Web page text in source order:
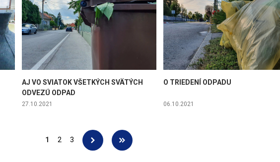
AJ VO SVIATOK VŠETKÝCH SVÄTÝCH
ODVEZÚ ODPAD
27.10.2021
O TRIEDENÍ ODPADU
06.10.2021
1 2 3